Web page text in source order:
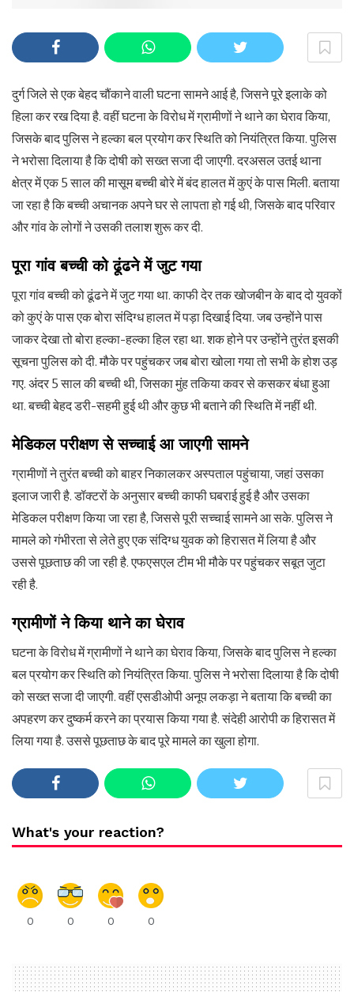
दुर्ग जिले से एक बेहद चौंकाने वाली घटना सामने आई है, जिसने पूरे इलाके को
हिला कर रख दिया है. वहीं घटना के विरोध में ग्रामीणों ने थाने का घेराव किया,
जिसके बाद पुलिस ने हल्का बल प्रयोग कर स्थिति को नियंत्रित किया. पुलिस
ने भरोसा दिलाया है कि दोषी को सख्त सजा दी जाएगी. दरअसल उतई थाना
क्षेत्र में एक 5 साल की मासूम बच्ची बोरे में बंद हालत में कुएं के पास मिली. बताया
जा रहा है कि बच्ची अचानक अपने घर से लापता हो गई थी, जिसके बाद परिवार
और गांव के लोगों ने उसकी तलाश शुरू कर दी.
पूरा गांव बच्ची को ढूंढने में जुट गया
पूरा गांव बच्ची को ढूंढने में जुट गया था. काफी देर तक खोजबीन के बाद दो युवकों
को कुएं के पास एक बोरा संदिग्ध हालत में पड़ा दिखाई दिया. जब उन्होंने पास
जाकर देखा तो बोरा हल्का-हल्का हिल रहा था. शक होने पर उन्होंने तुरंत इसकी
सूचना पुलिस को दी. मौके पर पहुंचकर जब बोरा खोला गया तो सभी के होश उड़
गए. अंदर 5 साल की बच्ची थी, जिसका मुंह तकिया कवर से कसकर बंधा हुआ
था. बच्ची बेहद डरी-सहमी हुई थी और कुछ भी बताने की स्थिति में नहीं थी.
मेडिकल परीक्षण से सच्चाई आ जाएगी सामने
ग्रामीणों ने तुरंत बच्ची को बाहर निकालकर अस्पताल पहुंचाया, जहां उसका
इलाज जारी है. डॉक्टरों के अनुसार बच्ची काफी घबराई हुई है और उसका
मेडिकल परीक्षण किया जा रहा है, जिससे पूरी सच्चाई सामने आ सके. पुलिस ने
मामले को गंभीरता से लेते हुए एक संदिग्ध युवक को हिरासत में लिया है और
उससे पूछताछ की जा रही है. एफएसएल टीम भी मौके पर पहुंचकर सबूत जुटा
रही है.
ग्रामीणों ने किया थाने का घेराव
घटना के विरोध में ग्रामीणों ने थाने का घेराव किया, जिसके बाद पुलिस ने हल्का
बल प्रयोग कर स्थिति को नियंत्रित किया. पुलिस ने भरोसा दिलाया है कि दोषी
को सख्त सजा दी जाएगी. वहीं एसडीओपी अनूप लकड़ा ने बताया कि बच्ची का
अपहरण कर दुष्कर्म करने का प्रयास किया गया है. संदेही आरोपी क हिरासत में
लिया गया है. उससे पूछताछ के बाद पूरे मामले का खुला होगा.
What's your reaction?
0 0 0 0